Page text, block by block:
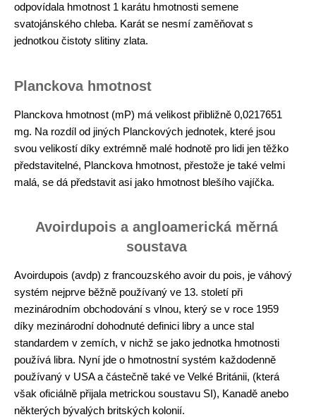
odpovídala hmotnost 1 karátu hmotnosti semene
svatojánského chleba. Karát se nesmí zaměňovat s
jednotkou čistoty slitiny zlata.
Planckova hmotnost
Planckova hmotnost (mP) má velikost přibližně 0,0217651
mg. Na rozdíl od jiných Planckových jednotek, které jsou
svou velikostí díky extrémně malé hodnotě pro lidi jen těžko
představitelné, Planckova hmotnost, přestože je také velmi
malá, se dá představit asi jako hmotnost blešího vajíčka.
Avoirdupois a angloamerická měrná
soustava
Avoirdupois (avdp) z francouzského avoir du pois, je váhový
systém nejprve běžně používaný ve 13. století při
mezinárodním obchodování s vlnou, který se v roce 1959
díky mezinárodní dohodnuté definici libry a unce stal
standardem v zemích, v nichž se jako jednotka hmotnosti
používá libra. Nyní jde o hmotnostní systém každodenně
používaný v USA a částečně také ve Velké Británii, (která
však oficiálně přijala metrickou soustavu SI), Kanadě anebo
některých bývalých britských kolonií.